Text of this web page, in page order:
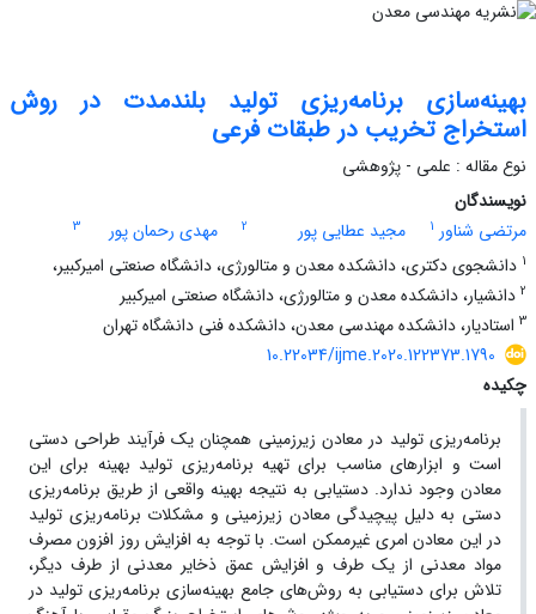
بهینه‌سازی برنامه‌ریزی تولید بلندمدت در روش
استخراج تخریب در طبقات فرعی
نوع مقاله : علمی - پژوهشی
نویسندگان
مرتضی شناور 1 مجید عطایی پور 2 مهدی رحمان پور
3
1 دانشجوی دکتری، دانشکده معدن و متالورژی، دانشگاه صنعتی امیرکبیر،
2 دانشیار، دانشکده معدن و متالورژی، دانشگاه صنعتی امیرکبیر
3 استادیار، دانشکده مهندسی معدن، دانشکده فنی دانشگاه تهران
10.22034/ijme.2020.122373.1790
چکیده
برنامه‌ریزی تولید در معادن زیرزمینی همچنان یک فرآیند طراحی دستی
است و ابزارهای مناسب برای تهیه برنامه‌ریزی تولید بهینه برای این
معادن وجود ندارد. دستیابی به نتیجه بهینه واقعی از طریق برنامه‌ریزی
دستی به دلیل پیچیدگی معادن زیرزمینی و مشکلات برنامه‌ریزی تولید
در این معادن امری غیرممکن است. با توجه به افزایش روز افزون مصرف
مواد معدنی از یک طرف و افزایش عمق ذخایر معدنی از طرف دیگر،
تلاش برای دستیابی به روش‌های جامع بهینه‌سازی برنامه‌ریزی تولید در